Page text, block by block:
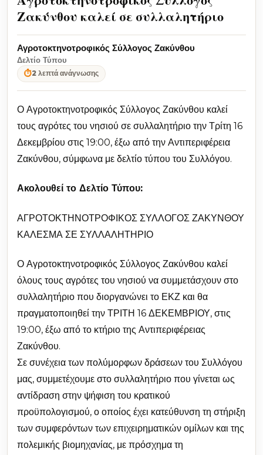
Ζακύνθου καλεί σε συλλαλητήριο
Αγροτοκτηνοτροφικός Σύλλογος Ζακύνθου
Δελτίο Τύπου
⏱2 λεπτά ανάγνωσης
Ο Αγροτοκτηνοτροφικός Σύλλογος Ζακύνθου καλεί
τους αγρότες του νησιού σε συλλαλητήριο την Τρίτη 16
Δεκεμβρίου στις 19:00, έξω από την Αντιπεριφέρεια
Ζακύνθου, σύμφωνα με δελτίο τύπου του Συλλόγου.
Ακολουθεί το Δελτίο Τύπου:
ΑΓΡΟΤΟΚΤΗΝΟΤΡΟΦΙΚΟΣ ΣΥΛΛΟΓΟΣ ΖΑΚΥΝΘΟΥ
ΚΑΛΕΣΜΑ ΣΕ ΣΥΛΛΑΛΗΤΗΡΙΟ
Ο Αγροτοκτηνοτροφικός Σύλλογος Ζακύνθου καλεί
όλους τους αγρότες του νησιού να συμμετάσχουν στο
συλλαλητήριο που διοργανώνει το ΕΚΖ και θα
πραγματοποιηθεί την ΤΡΙΤΗ 16 ΔΕΚΕΜΒΡΙΟΥ, στις
19:00, έξω από το κτήριο της Αντιπεριφέρειας
Ζακύνθου.
Σε συνέχεια των πολύμορφων δράσεων του Συλλόγου
μας, συμμετέχουμε στο συλλαλητήριο που γίνεται ως
αντίδραση στην ψήφιση του κρατικού
προϋπολογισμού, ο οποίος έχει κατεύθυνση τη στήριξη
των συμφερόντων των επιχειρηματικών ομίλων και της
πολεμικής βιομηχανίας, με πρόσχημα τη